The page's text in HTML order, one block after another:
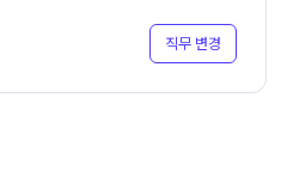
직무 변경